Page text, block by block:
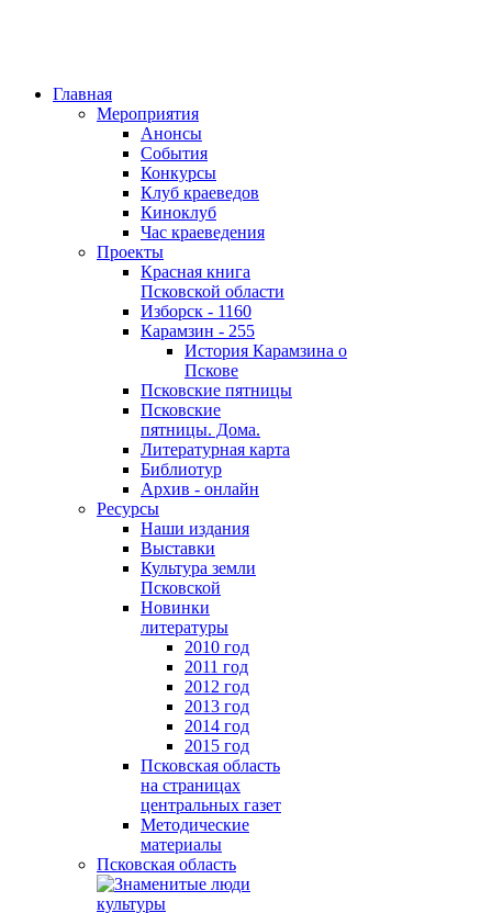
Главная
Мероприятия
Анонсы
События
Конкурсы
Клуб краеведов
Киноклуб
Час краеведения
Проекты
Красная книга
Псковской области
Изборск - 1160
Карамзин - 255
История Карамзина о
Пскове
Псковские пятницы
Псковские
пятницы. Дома.
Литературная карта
Библиотур
Архив - онлайн
Ресурсы
Наши издания
Выставки
Культура земли
Псковской
Новинки
литературы
2010 год
2011 год
2012 год
2013 год
2014 год
2015 год
Псковская область
на страницах
центральных газет
Методические
материалы
Псковская область